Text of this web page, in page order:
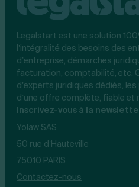
Legalstart est une solution
l’intégralité des besoins des
d’entreprise, démarches
facturation, comptabilité, etc.
d’experts juridiques dédiés,
d’une offre complète, fiable et
Inscrivez-vous à la
Yolaw SAS
50 rue d’Hauteville
75010 PARIS
Contactez-nous